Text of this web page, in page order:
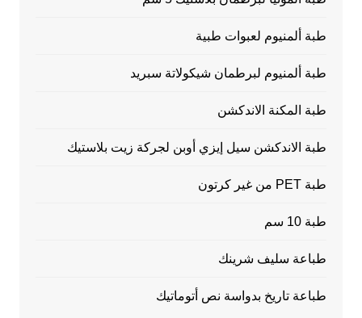
طبة ألمنيوم لعبوات طبية
طبة ألمنيوم لبرطمان شيكولاتة سبريد
طبة المكنة الاندكشن
طبة الاندكشن سيل إيزي أوبن لجركة زيت بلاستيك
طبة PET من غير كرتون
طبة 10 سم
طباعة سليف شرينك
طباعة تاريخ بدواسة نص أتوماتيك